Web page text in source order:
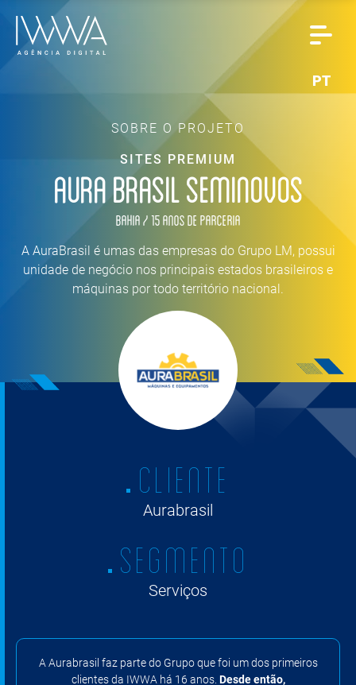
PT
SOBRE O PROJETO
SITES PREMIUM
AURA BRASIL SEMINOVOS
Bahia / 15 anos de parceria
A AuraBrasil é umas das empresas do Grupo LM, possui
unidade de negócio nos principais estados brasileiros e
máquinas por todo território nacional.
CLIENTE
Aurabrasil
SEGMENTO
Serviços
A Aurabrasil faz parte do Grupo que foi um dos primeiros
clientes da IWWA há 16 anos. Desde então,